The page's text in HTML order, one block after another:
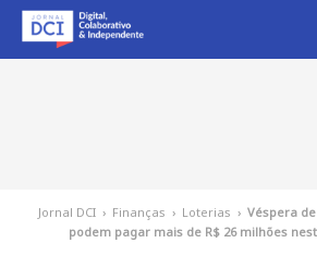
Jornal DCI › Finanças › Loterias › Véspera
podem pagar mais de R$ 26 milhões